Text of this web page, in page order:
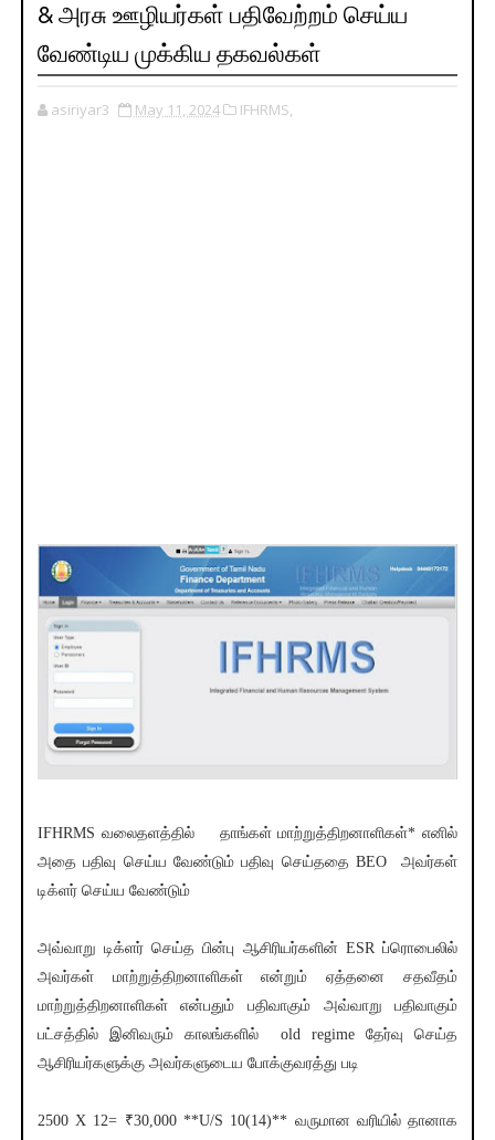
& அரசு ஊழியர்கள் பதிவேற்றம் செய்ய
வேண்டிய முக்கிய தகவல்கள்
asiriyar3 May 11, 2024 IFHRMS,
IFHRMS வலைதளத்தில் தாங்கள் மாற்றுத்திறனாளிகள்* எனில்
அதை பதிவு செய்ய வேண்டும் பதிவு செய்ததை BEO அவர்கள்
டிக்ளர் செய்ய வேண்டும்
அவ்வாறு டிக்ளர் செய்த பின்பு ஆசிரியர்களின் ESR ப்ரொபைலில்
அவர்கள் மாற்றுத்திறனாளிகள் என்றும் ஏத்தனை சதவீதம்
மாற்றுத்திறனாளிகள் என்பதும் பதிவாகும் அவ்வாறு பதிவாகும்
பட்சத்தில் இனிவரும் காலங்களில் old regime தேர்வு செய்த
ஆசிரியர்களுக்கு அவர்களுடைய போக்குவரத்து படி
2500 X 12= ₹30,000 **U/S 10(14)** வருமான வரியில் தானாக